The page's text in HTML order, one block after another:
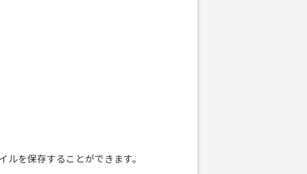
を保存することができます。